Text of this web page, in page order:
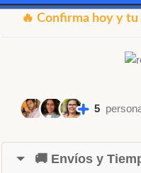
🔥 Confirma hoy y
5
🚚 Envíos y